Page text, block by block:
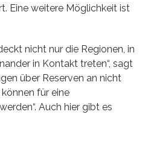
Eine weitere Möglichkeit ist
nicht nur die Regionen, in
in Kontakt treten“, sagt
über Reserven an nicht
für eine
Auch hier gibt es